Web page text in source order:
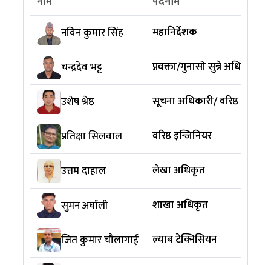
नविन कुमार सिंह महानिर्देशक
चन्द्रदेव भट्ट प्नवक्ता/गुनासो सुन्ने अधिकारी/
उशेष श्रेष्ठ सूचना अधिकारी/ वरिष्ठ
प्रतिक्षा सिलवाल वरिष्ठ इन्जिनियर
उत्तम दाहाल लेखा अधिकृत
सुमन अर्घाली शाखा अधिकृत
जित कुमार चौलागाई ल्याब टेक्निसियन